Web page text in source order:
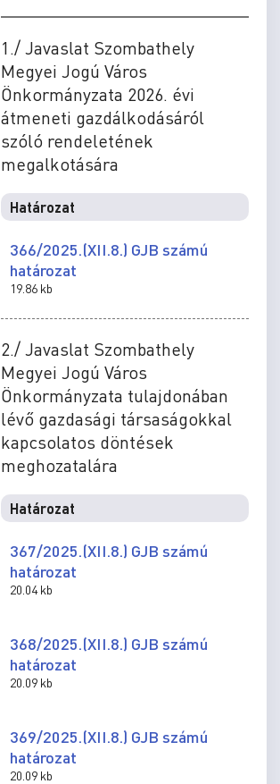
1./ Javaslat Szombathely
Megyei Jogú Város
Önkormányzata 2026. évi
átmeneti gazdálkodásáról
szóló rendeletének
megalkotására
Határozat
366/2025.(XII.8.) GJB számú
határozat
19.86 kb
2./ Javaslat Szombathely
Megyei Jogú Város
Önkormányzata tulajdonában
lévő gazdasági társaságokkal
kapcsolatos döntések
meghozatalára
Határozat
367/2025.(XII.8.) GJB számú
határozat
20.04 kb
368/2025.(XII.8.) GJB számú
határozat
20.09 kb
369/2025.(XII.8.) GJB számú
határozat
20.09 kb